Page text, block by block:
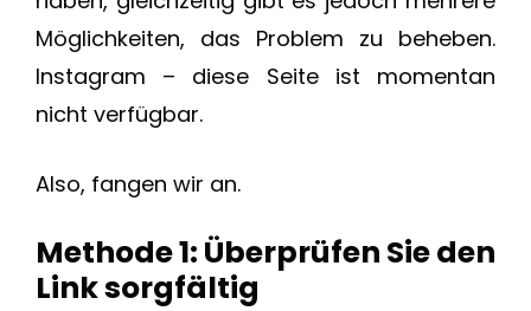
Möglichkeiten, das Problem zu beheben.
Instagram – diese Seite ist momentan
nicht verfügbar.
Also, fangen wir an.
Methode 1: Überprüfen Sie den
Link sorgfältig